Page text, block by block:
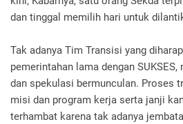
dan tinggal memilih hari untuk
Tak adanya Tim Transisi yang
pemerintahan lama dengan
dan spekulasi bermunculan. Proses
misi dan program kerja serta janji
terhambat karena tak adanya